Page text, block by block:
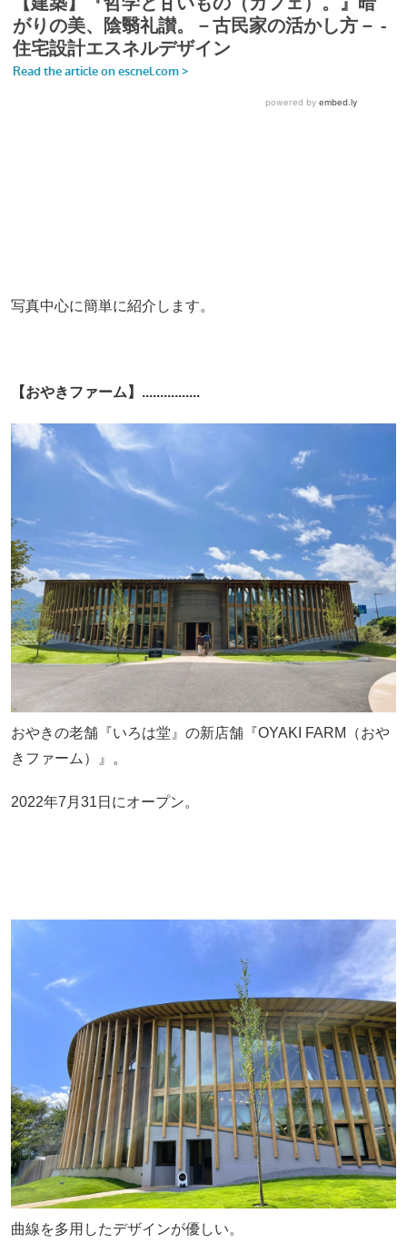
写真中心に簡単に紹介します。
【おやきファーム】................
おやきの老舗『いろは堂』の新店舗『OYAKI FARM（おや
きファーム）』。
2022年7月31日にオープン。
曲線を多用したデザインが優しい。